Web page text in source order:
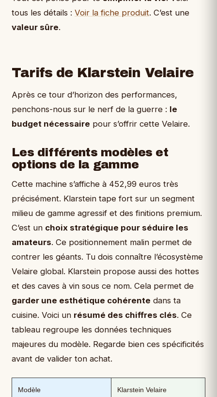
tous les détails : Voir la fiche produit. C’est une
valeur sûre.
Tarifs de Klarstein Velaire
Après ce tour d’horizon des performances,
penchons-nous sur le nerf de la guerre : le
budget nécessaire pour s’offrir cette Velaire.
Les différents modèles et
options de la gamme
Cette machine s’affiche à 452,99 euros très
précisément. Klarstein tape fort sur un segment
milieu de gamme agressif et des finitions premium.
C’est un choix stratégique pour séduire les
amateurs. Ce positionnement malin permet de
contrer les géants. Tu dois connaître l’écosystème
Velaire global. Klarstein propose aussi des hottes
et des caves à vin sous ce nom. Cela permet de
garder une esthétique cohérente dans ta
cuisine. Voici un résumé des chiffres clés. Ce
tableau regroupe les données techniques
majeures du modèle. Regarde bien ces spécificités
avant de valider ton achat.
Modèle Klarstein Velaire